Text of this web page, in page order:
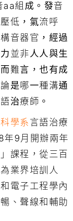
aa組成。發音
低，氣流呼
音器官，經過
並非人人與生
難言，也有成
是哪一種溝通
治療師。
學系言語治療
年9月開辦兩年
」課程，從三百
業界培訓人
電子工程學內
、聲線和輔助